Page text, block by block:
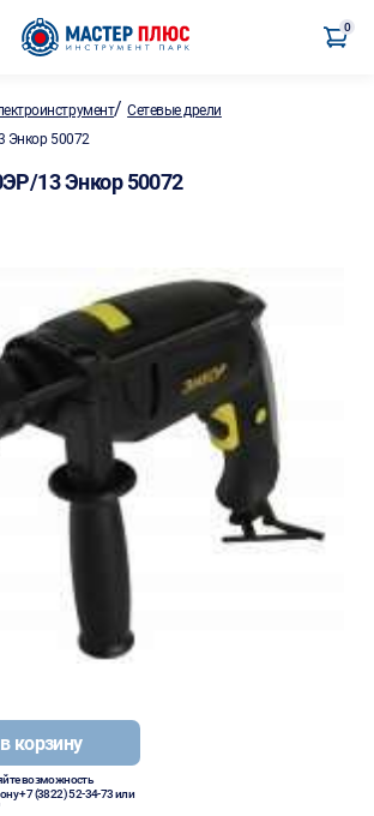
0
/Сетевые дрели
Энкор 50072
13 Энкор 50072
корзину
возможность
+7 (3822) 52-34-73или